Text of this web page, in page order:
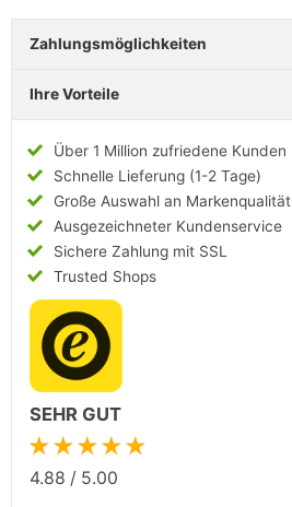
Zahlungsmöglichkeiten
Ihre Vorteile
Über 1 Million zufriedene Kunden
Schnelle Lieferung (1-2 Tage)
Große Auswahl an Markenqualität
Ausgezeichneter Kundenservice
Sichere Zahlung mit SSL
Trusted Shops
SEHR GUT
★★★★★
4.88 / 5.00